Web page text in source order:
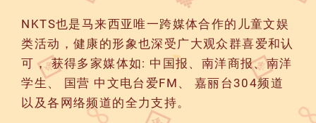
NKTS也是马来西亚唯一跨媒体合作的儿童文娱
类活动，健康的形象也深受广大观众群喜爱和认
可， 获得多家媒体如: 中国报、南洋商报、南洋
学生、 国营 中文电台爱FM、 嘉丽台304频道
以及各网络频道的全力支持。